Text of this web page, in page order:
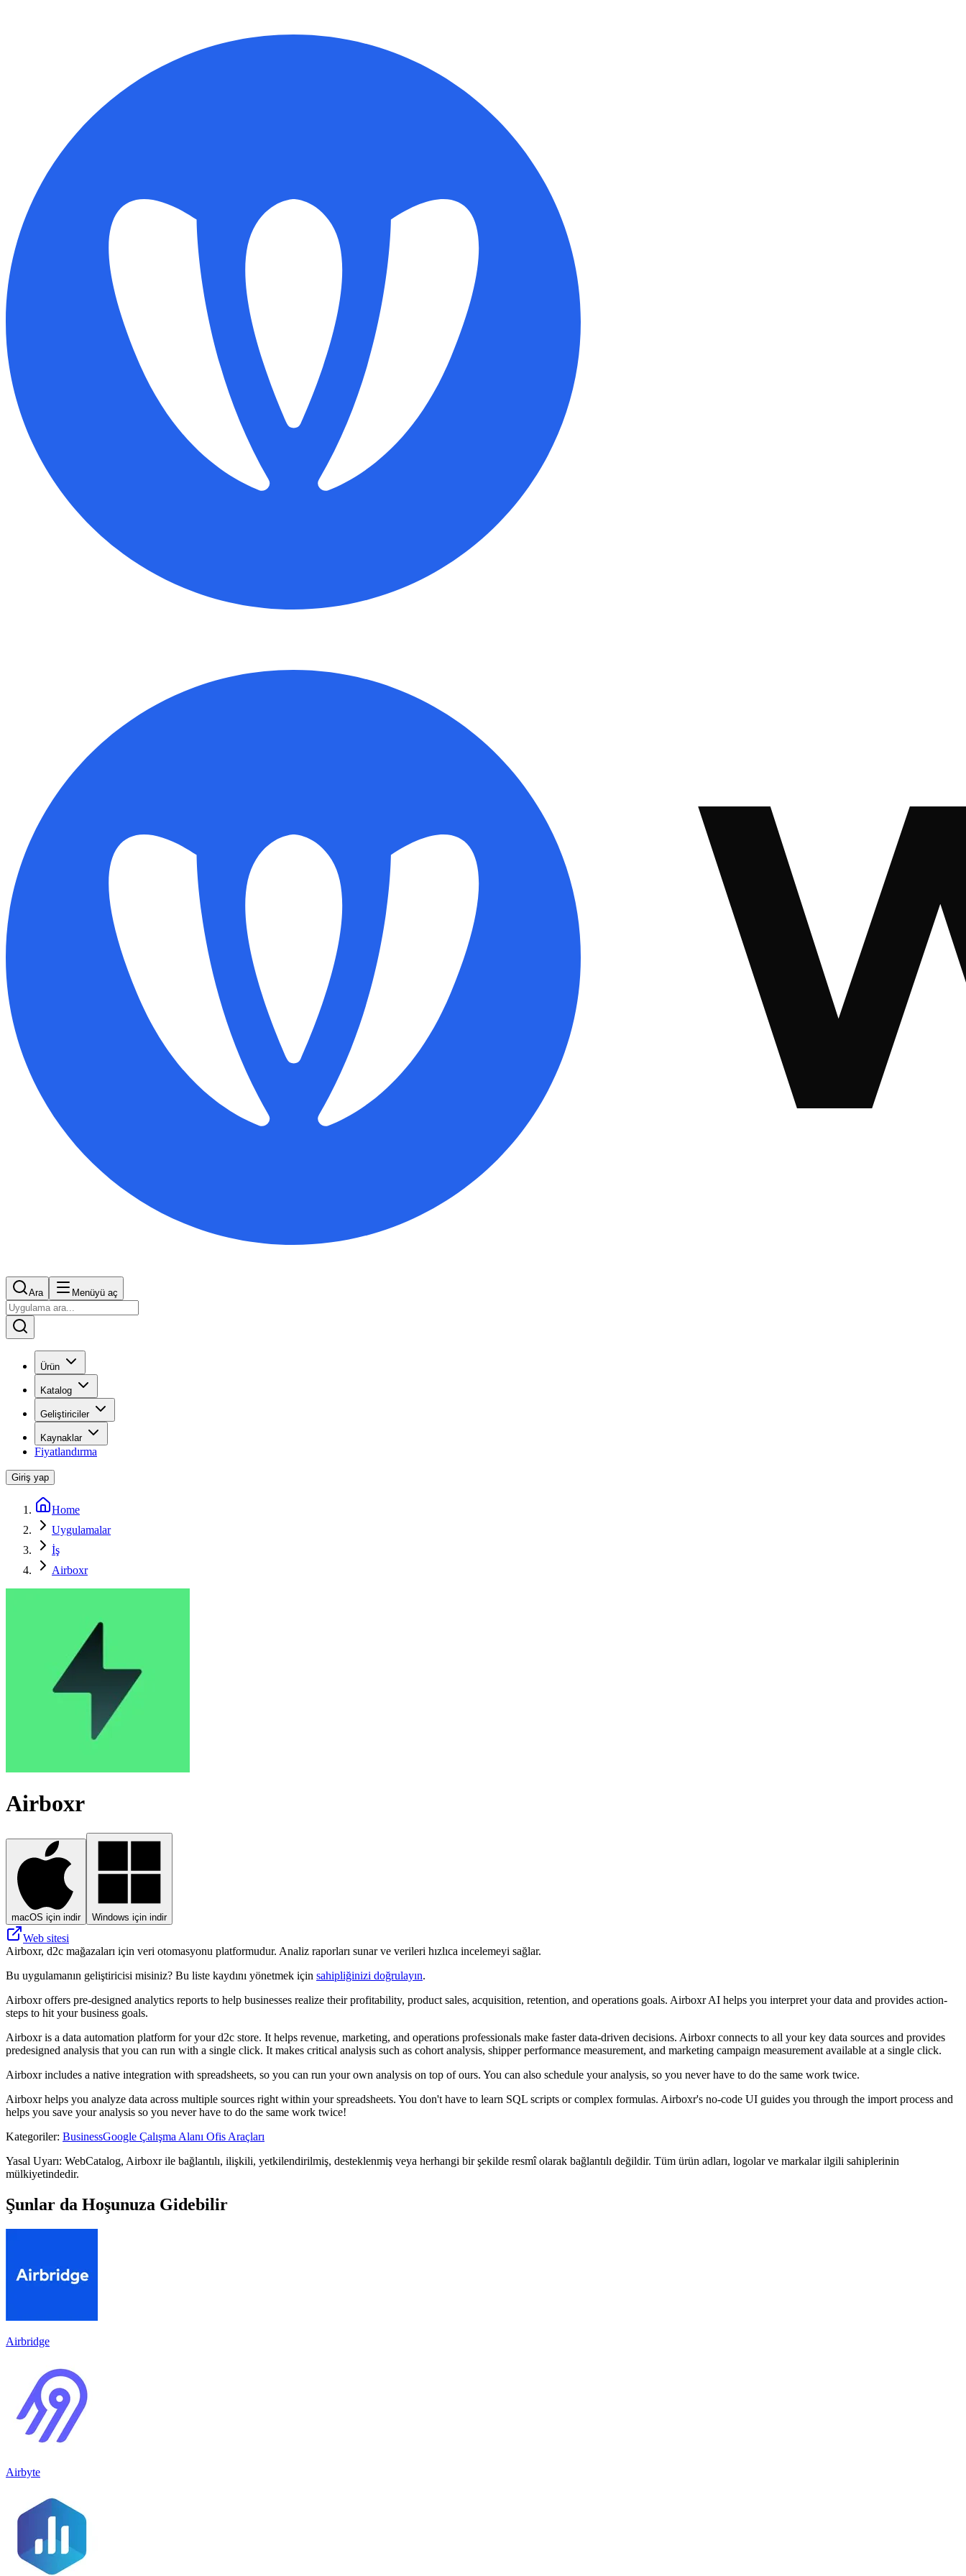
Ara Menüyü aç
Ürün
Katalog
Geliştiriciler
Kaynaklar
Fiyatlandırma
Giriş yap
Home
Uygulamalar
İş
Airboxr
Airboxr
macOS için indir Windows için indir
Web sitesi
Airboxr, d2c mağazaları için veri otomasyonu platformudur. Analiz raporları sunar ve verileri hızlıca incelemeyi sağlar.
Bu uygulamanın geliştiricisi misiniz? Bu liste kaydını yönetmek için sahipliğinizi doğrulayın.
Airboxr offers pre-designed analytics reports to help businesses realize their profitability, product sales, acquisition, retention, and operations goals. Airboxr AI helps you interpret your data and provides action-
steps to hit your business goals.
Airboxr is a data automation platform for your d2c store. It helps revenue, marketing, and operations professionals make faster data-driven decisions. Airboxr connects to all your key data sources and provides
predesigned analysis that you can run with a single click. It makes critical analysis such as cohort analysis, shipper performance measurement, and marketing campaign measurement available at a single click.
Airboxr includes a native integration with spreadsheets, so you can run your own analysis on top of ours. You can also schedule your analysis, so you never have to do the same work twice.
Airboxr helps you analyze data across multiple sources right within your spreadsheets. You don't have to learn SQL scripts or complex formulas. Airboxr's no-code UI guides you through the import process and
helps you save your analysis so you never have to do the same work twice!
Kategoriler: BusinessGoogle Çalışma Alanı Ofis Araçları
Yasal Uyarı: WebCatalog, Airboxr ile bağlantılı, ilişkili, yetkilendirilmiş, desteklenmiş veya herhangi bir şekilde resmî olarak bağlantılı değildir. Tüm ürün adları, logolar ve markalar ilgili sahiplerinin
mülkiyetindedir.
Şunlar da Hoşunuza Gidebilir
Airbridge
Airbyte